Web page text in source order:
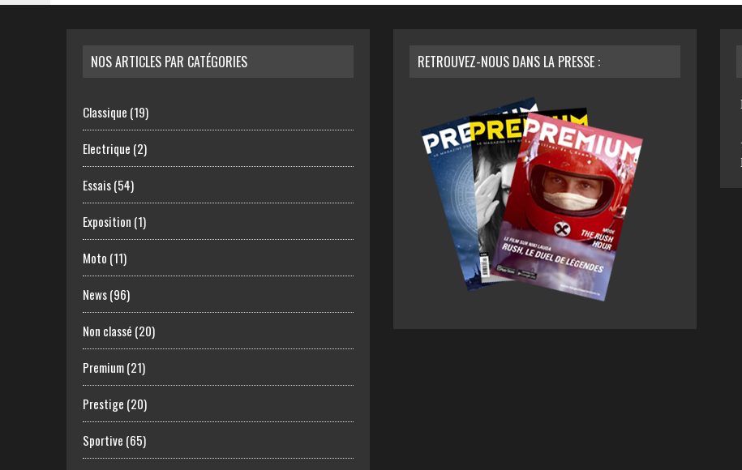
NOS ARTICLES PAR CATÉGORIES
Classique (19)
Electrique (2)
Essais(54)
Exposition (1)
Moto (11)
News(96)
Non classé (20)
Premium(21)
Prestige (20)
Sportive (65)
RETROUVEZ-NOUS DANS LA PRESSE :